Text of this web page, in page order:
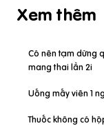
Xem thêm
Có nên tạm dừng
mang thai lần 2i
Uống mấy viên 1
Thuốc không có